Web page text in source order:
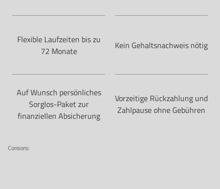
Flexible Laufzeiten bis zu
72 Monate
Auf Wunsch persönliches
Sorglos-Paket zur
finanziellen Absicherung
Kein Gehaltsnachweis nötig
Vorzeitige Rückzahlung und
Zahlpause ohne Gebühren
Consors: